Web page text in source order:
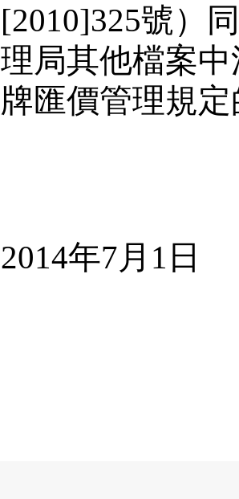
[2010]325號）
理局其他檔案
牌匯價管理規
2014年7月 1 日